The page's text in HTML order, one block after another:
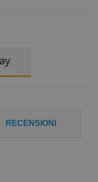
RECENSIONI